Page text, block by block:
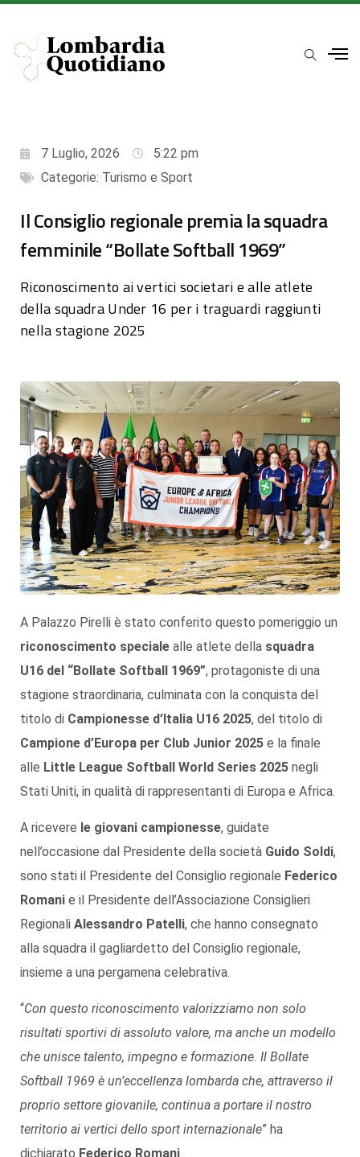
7 Luglio, 2026
5:22 pm
Categorie: Turismo e Sport
Il Consiglio regionale premia la squadra
femminile “Bollate Softball 1969”
Riconoscimento ai vertici societari e alle atlete
della squadra Under 16 per i traguardi raggiunti
nella stagione 2025
A Palazzo Pirelli è stato conferito questo pomeriggio un
riconoscimento speciale alle atlete della squadra
U16 del “Bollate Softball 1969”, protagoniste di una
stagione straordinaria, culminata con la conquista del
titolo di Campionesse d’Italia U16 2025, del titolo di
Campione d’Europa per Club Junior 2025 e la finale
alle Little League Softball World Series 2025 negli
Stati Uniti, in qualità di rappresentanti di Europa e Africa.
A ricevere le giovani campionesse, guidate
nell’occasione dal Presidente della società Guido Soldi,
sono stati il Presidente del Consiglio regionale Federico
Romani e il Presidente dell’Associazione Consiglieri
Regionali Alessandro Patelli, che hanno consegnato
alla squadra il gagliardetto del Consiglio regionale,
insieme a una pergamena celebrativa.
“Con questo riconoscimento valorizziamo non solo
risultati sportivi di assoluto valore, ma anche un modello
che unisce talento, impegno e formazione. Il Bollate
Softball 1969 è un’eccellenza lombarda che, attraverso il
proprio settore giovanile, continua a portare il nostro
territorio ai vertici dello sport internazionale” ha
dichiarato Federico Romani.